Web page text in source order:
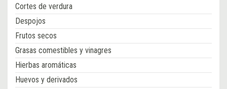
Cortes de verdura
Despojos
Frutos secos
Grasas comestibles y vinagres
Hierbas aromáticas
Huevos y derivados